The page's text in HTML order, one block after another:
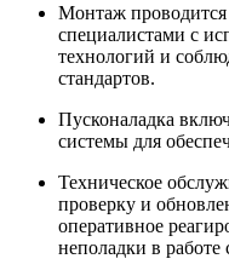
Монтаж
специалистами с
технологий и
стандартов.
Пусконаладка
системы для
Техническое
проверку и
оперативное
неполадки в работе